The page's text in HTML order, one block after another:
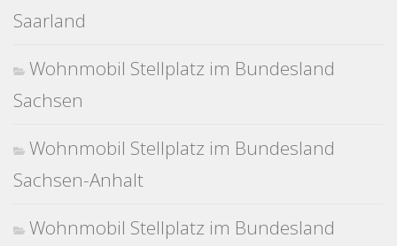
Saarland
Wohnmobil Stellplatz im Bundesland
Sachsen
Wohnmobil Stellplatz im Bundesland
Sachsen-Anhalt
Wohnmobil Stellplatz im Bundesland